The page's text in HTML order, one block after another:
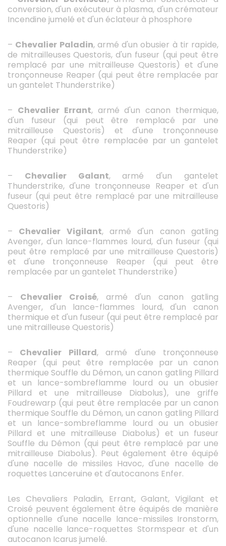
conversion, d'un exécuteur à plasma, d'un crémateur
Incendine jumelé et d'un éclateur à phosphore
– Chevalier Paladin, armé d'un obusier à tir rapide,
de mitrailleuses Questoris, d'un fuseur (qui peut être
remplacé par une mitrailleuse Questoris) et d'une
tronçonneuse Reaper (qui peut être remplacée par
un gantelet Thunderstrike)
– Chevalier Errant, armé d'un canon thermique,
d'un fuseur (qui peut être remplacé par une
mitrailleuse Questoris) et d'une tronçonneuse
Reaper (qui peut être remplacée par un gantelet
Thunderstrike)
– Chevalier Galant, armé d'un gantelet
Thunderstrike, d'une tronçonneuse Reaper et d'un
fuseur (qui peut être remplacé par une mitrailleuse
Questoris)
– Chevalier Vigilant, armé d'un canon gatling
Avenger, d'un lance-flammes lourd, d'un fuseur (qui
peut être remplacé par une mitrailleuse Questoris)
et d'une tronçonneuse Reaper (qui peut être
remplacée par un gantelet Thunderstrike)
– Chevalier Croisé, armé d'un canon gatling
Avenger, d'un lance-flammes lourd, d'un canon
thermique et d'un fuseur (qui peut être remplacé par
une mitrailleuse Questoris)
– Chevalier Pillard, armé d'une tronçonneuse
Reaper (qui peut être remplacée par un canon
thermique Souffle du Démon, un canon gatling Pillard
et un lance-sombreflamme lourd ou un obusier
Pillard et une mitrailleuse Diabolus), une griffe
Foudrewarp (qui peut être remplacée par un canon
thermique Souffle du Démon, un canon gatling Pillard
et un lance-sombreflamme lourd ou un obusier
Pillard et une mitrailleuse Diabolus) et un fuseur
Souffle du Démon (qui peut être remplacé par une
mitrailleuse Diabolus). Peut également être équipé
d'une nacelle de missiles Havoc, d'une nacelle de
roquettes Lanceruine et d'autocanons Enfer.
Les Chevaliers Paladin, Errant, Galant, Vigilant et
Croisé peuvent également être équipés de manière
optionnelle d'une nacelle lance-missiles Ironstorm,
d'une nacelle lance-roquettes Stormspear et d'un
autocanon Icarus jumelé.